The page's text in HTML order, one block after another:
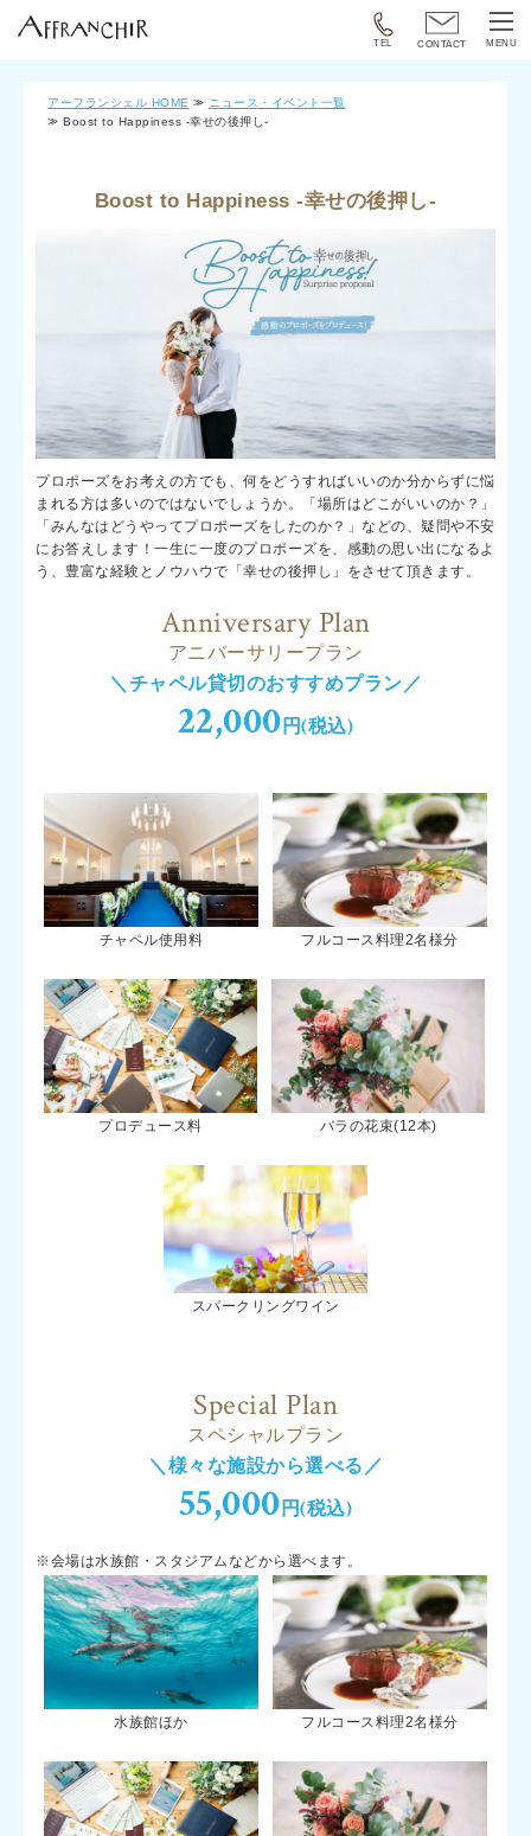
MENU
CONTACT
TEL
アーフランシェル HOME
ニュース・イベント一覧
Boost to Happiness -幸せの後押し-
Boost to Happiness -幸せの後押し-
プロポーズをお考えの方でも、何をどうすればいいのか分からずに悩
まれる方は多いのではないでしょうか。「場所はどこがいいのか？」
「みんなはどうやってプロポーズをしたのか？」などの、疑問や不安
にお答えします！一生に一度のプロポーズを、感動の思い出になるよ
う、豊富な経験とノウハウで「幸せの後押し」をさせて頂きます。
Anniversary Plan
アニバーサリープラン
＼チャペル貸切のおすすめプラン／
22,000円(税込)
チャペル使用料 フルコース料理2名様分
プロデュース料 バラの花束(12本)
スパークリングワイン
Special Plan
スペシャルプラン
＼様々な施設から選べる／
55,000円(税込)
※会場は水族館・スタジアムなどから選べます。
水族館ほか フルコース料理2名様分